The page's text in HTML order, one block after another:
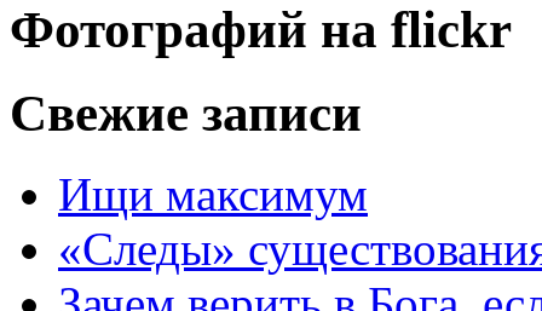
Фотографий на flickr
Свежие записи
Ищи максимум
«Следы»